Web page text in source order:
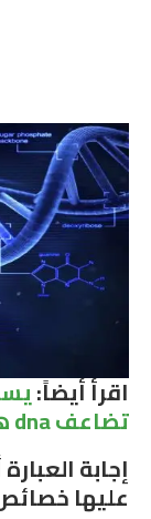
اقرأ أيضاً:
تضاعف dna هو…
إجابة
عليها